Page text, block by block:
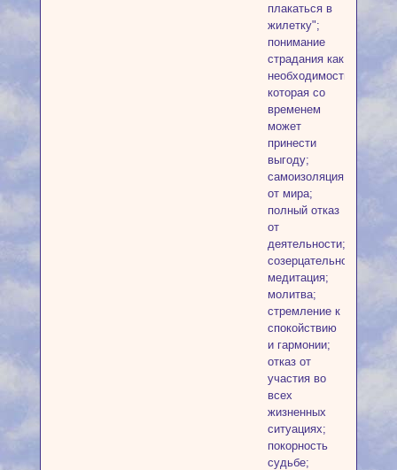
плакаться в
жилетку";
понимание
страдания как
необходимости,
которая со
временем
может
принести
выгоду;
самоизоляция
от мира;
полный отказ
от
деятельности;
созерцательность;
медитация;
молитва;
стремление к
спокойствию
и гармонии;
отказ от
участия во
всех
жизненных
ситуациях;
покорность
судьбе;